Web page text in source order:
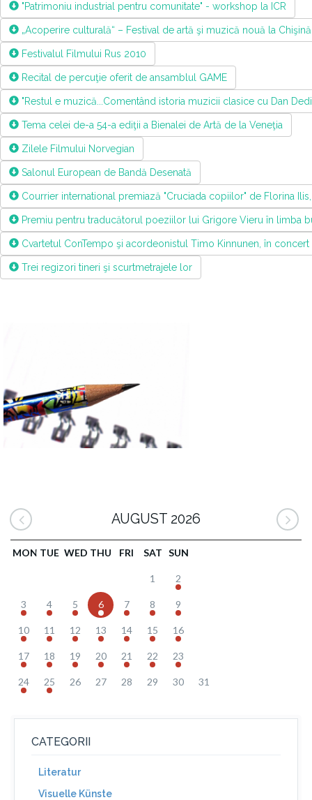
"Patrimoniu industrial pentru comunitate" - workshop la ICR
„Acoperire culturală“ – Festival de artă şi muzică nouă la
Festivalul Filmului Rus 2010
Recital de percuţie oferit de ansamblul GAME
"Restul e muzică...Comentând istoria muzicii clasice cu Dan
Tema celei de-a 54-a ediţii a Bienalei de Artă de la Veneţia
Zilele Filmului Norvegian
Salonul European de Bandă Desenată
Courrier international premiază "Cruciada copiilor" de Florina
Premiu pentru traducătorul poeziilor lui Grigore Vieru în limba
Cvartetul ConTempo şi acordeonistul Timo Kinnunen, în concert
Trei regizori tineri şi scurtmetrajele lor
AUGUST 2026
MON TUE WED THU FRI SAT SUN
1 2
3 4 5 6 7 8 9
10 11 12 13 14 15 16
17 18 19 20 21 22 23
24 25 26 27 28 29 30 31
CATEGORII
Literatur
Visuelle Künste